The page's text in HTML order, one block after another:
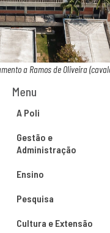
a Ramos de Oliveira
Menu
A Poli
Gestão e
Administração
Ensino
Pesquisa
Cultura e Extensão